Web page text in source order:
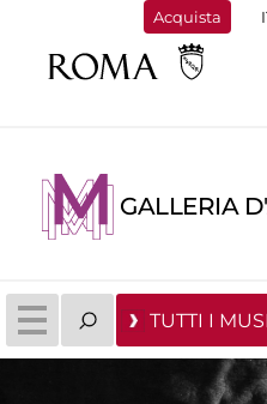
Acquista
GALLERIA
TUTTI I